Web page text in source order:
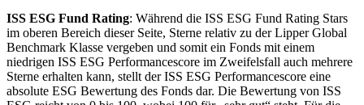
ISS ESG Fund Rating: Während die ISS ESG Fund Rating Stars
im oberen Bereich dieser Seite, Sterne relativ zu der Lipper Global
Benchmark Klasse vergeben und somit ein Fonds mit einem
niedrigen ISS ESG Performancescore im Zweifelsfall auch mehrere
Sterne erhalten kann, stellt der ISS ESG Performancescore eine
absolute ESG Bewertung des Fonds dar. Die Bewertung von ISS